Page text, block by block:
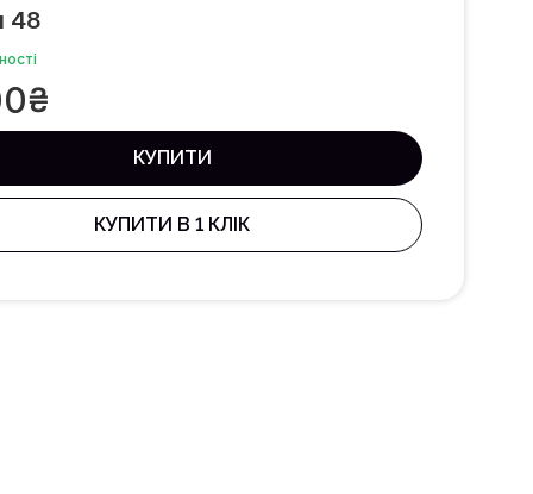
48
₴
КУПИТИ
КУПИТИ В 1 КЛІК